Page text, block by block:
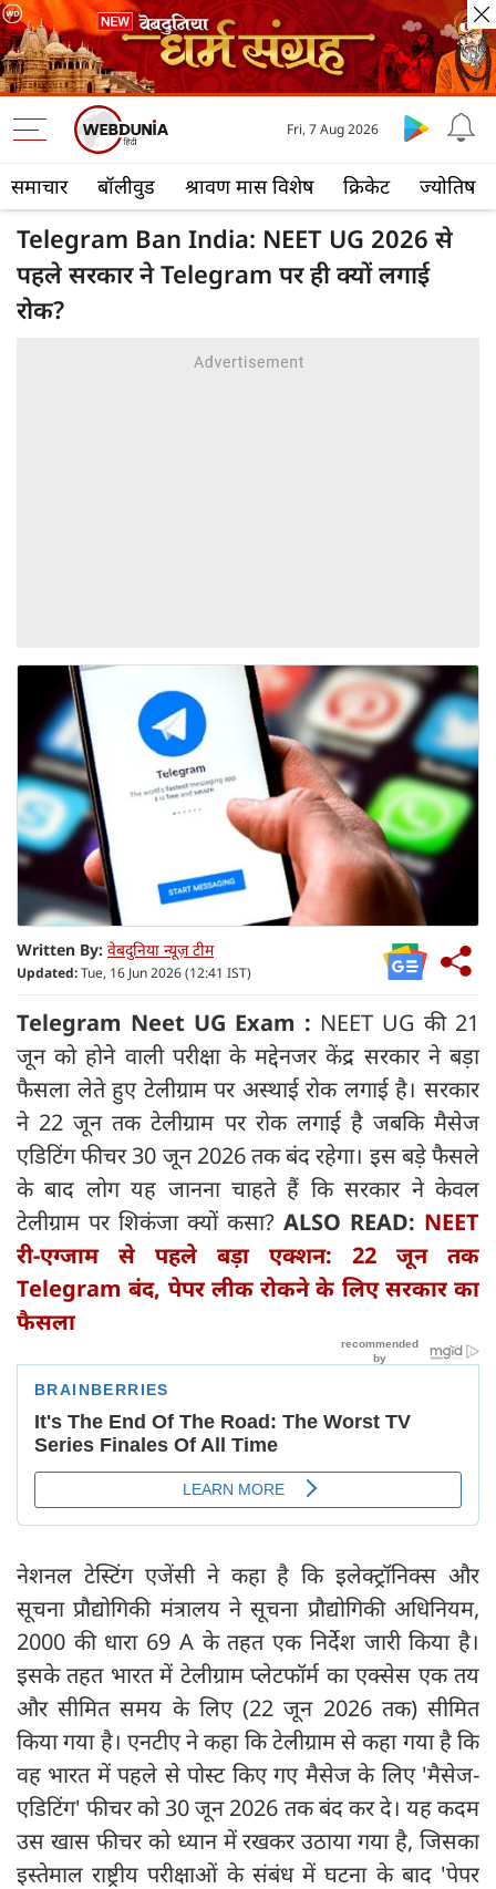
समाचार बॉलीवुड श्रावण मास विशेष क्रिकेट ज्योतिष
Fri, 7 Aug 2026
Telegram Ban India: NEET UG 2026 से
पहले सरकार ने Telegram पर ही क्यों लगाई
रोक?
Written By: वेबदुनिया न्यूज़ टीम
Updated:Tue, 16 Jun 2026 (12:41 IST)
Telegram Neet UG Exam : NEET UG की 21
जून को होने वाली परीक्षा के मद्देनजर केंद्र सरकार ने बड़ा
फैसला लेते हुए टेलीग्राम पर अस्थाई रोक लगाई है। सरकार
ने 22 जून तक टेलीग्राम पर रोक लगाई है जबकि मैसेज
एडिटिंग फीचर 30 जून 2026 तक बंद रहेगा। इस बड़े फैसले
के बाद लोग यह जानना चाहते हैं कि सरकार ने केवल
टेलीग्राम पर शिकंजा क्यों कसा? ALSO READ: NEET
री-एग्जाम से पहले बड़ा एक्शन: 22 जून तक
Telegram बंद, पेपर लीक रोकने के लिए सरकार का
फैसला
नेशनल टेस्टिंग एजेंसी ने कहा है कि इलेक्ट्रॉनिक्स और
सूचना प्रौद्योगिकी मंत्रालय ने सूचना प्रौद्योगिकी अधिनियम,
2000 की धारा 69 A के तहत एक निर्देश जारी किया है।
इसके तहत भारत में टेलीग्राम प्लेटफॉर्म का एक्सेस एक तय
और सीमित समय के लिए (22 जून 2026 तक) सीमित
किया गया है। एनटीए ने कहा कि टेलीग्राम से कहा गया है कि
वह भारत में पहले से पोस्ट किए गए मैसेज के लिए 'मैसेज-
एडिटिंग' फीचर को 30 जून 2026 तक बंद कर दे। यह कदम
उस खास फीचर को ध्यान में रखकर उठाया गया है, जिसका
इस्तेमाल राष्ट्रीय परीक्षाओं के संबंध में घटना के बाद 'पेपर